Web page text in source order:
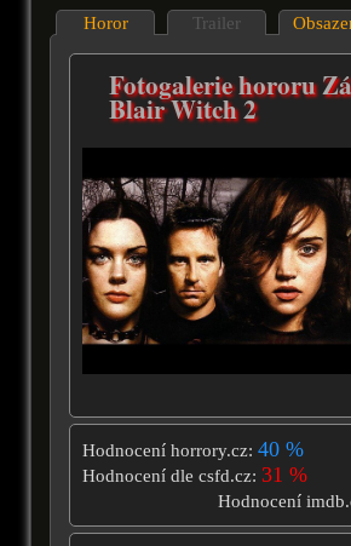
Horor Trailer
Fotogalerie hororu
Blair Witch 2
Hodnocení horrory.cz: 40 %
Hodnocení dle csfd.cz: 31 %
Hodnocení